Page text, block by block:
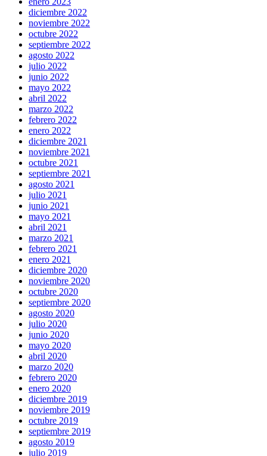
diciembre 2022
noviembre 2022
octubre 2022
septiembre 2022
agosto 2022
julio 2022
junio 2022
mayo 2022
abril 2022
marzo 2022
febrero 2022
enero 2022
diciembre 2021
noviembre 2021
octubre 2021
septiembre 2021
agosto 2021
julio 2021
junio 2021
mayo 2021
abril 2021
marzo 2021
febrero 2021
enero 2021
diciembre 2020
noviembre 2020
octubre 2020
septiembre 2020
agosto 2020
julio 2020
junio 2020
mayo 2020
abril 2020
marzo 2020
febrero 2020
enero 2020
diciembre 2019
noviembre 2019
octubre 2019
septiembre 2019
agosto 2019
julio 2019